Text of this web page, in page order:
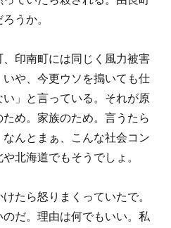
うか。
印南町には同じく風力被害
や、今更ウソを搗いても仕
」と言っている。それが原
め。家族のため。言うたら
んとまぁ、こんな社会コン
北海道でもそうでしょ。
たら怒りまくっていたで。
だ。理由は何でもいい。私